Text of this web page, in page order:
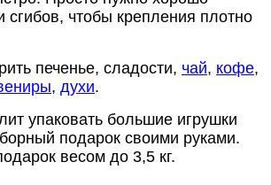
сгибов, чтобы крепления плотно
печенье, сладости, чай, кофе,
, духи.
упаковать большие игрушки
подарок своими руками.
весом до 3,5 кг.